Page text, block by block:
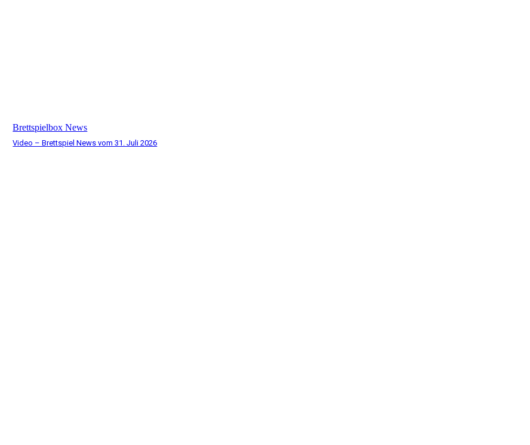
Brettspielbox News
Video – Brettspiel News vom 31. Juli 2026